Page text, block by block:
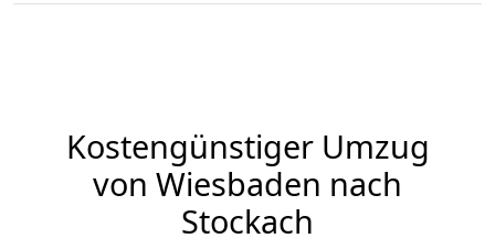
Kostengünstiger Umzug
von Wiesbaden nach
Stockach